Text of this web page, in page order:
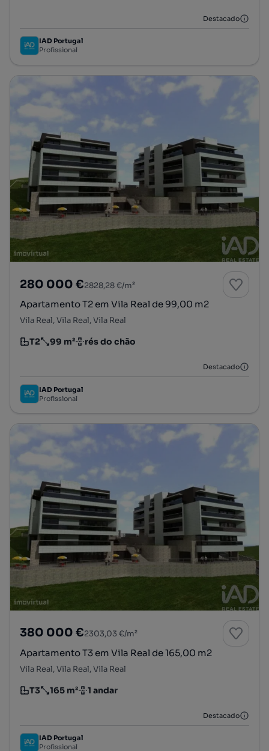
Destacado
IAD Portugal
Profissional
280 000 €2828,28 €/m²
Apartamento T2 em Vila Real de 99,00 m2
Vila Real, Vila Real, Vila Real
Tipologia
T2
Preço por metro quadrado
99 m²
Andar rés do chão
Destacado
IAD Portugal
Profissional
380 000 €2303,03 €/m²
Apartamento T3 em Vila Real de 165,00 m2
Vila Real, Vila Real, Vila Real
Tipologia
T3
Preço por metro quadrado
165 m²
Andar 1 andar
Destacado
IAD Portugal
Profissional